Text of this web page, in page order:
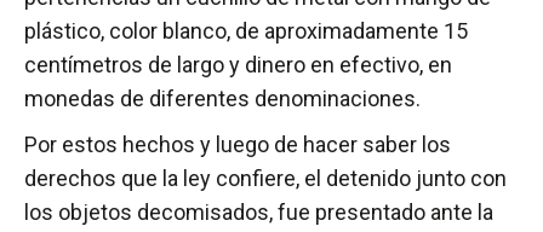
plástico, color blanco, de aproximadamente 15
centímetros de largo y dinero en efectivo, en
monedas de diferentes denominaciones.
Por estos hechos y luego de hacer saber los
derechos que la ley confiere, el detenido junto con
los objetos decomisados, fue presentado ante la